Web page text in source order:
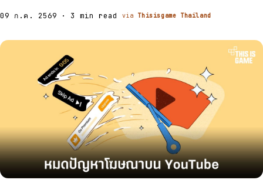
09 ก.ค. 2569 · 3 min read via Thisisgame Thailand